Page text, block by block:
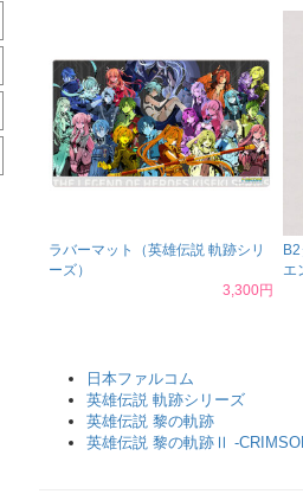
ラバーマット（英雄伝説 軌跡シリ
ーズ）
3,300円
エ
日本ファルコム
英雄伝説 軌跡シリーズ
英雄伝説 黎の軌跡
英雄伝説 黎の軌跡Ⅱ -